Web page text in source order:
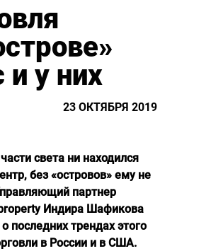
и у них
23 ОКТЯБРЯ 2019
света ни находился
без «островов» ему не
партнер
Индира Шафикова
последних трендах этого
в России и в США.